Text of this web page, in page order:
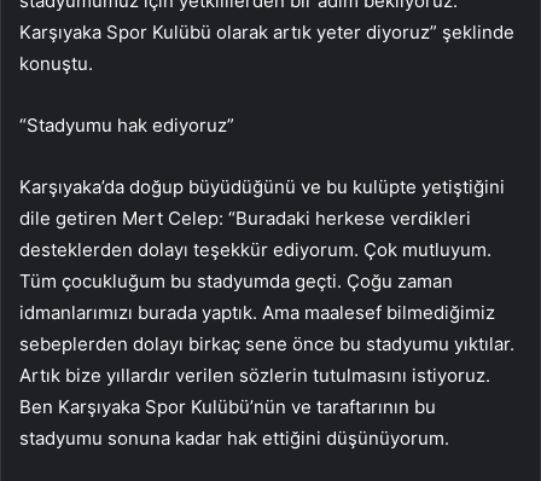
Karşıyaka Spor Kulübü olarak artık yeter diyoruz” şeklinde
konuştu.
“Stadyumu hak ediyoruz”
Karşıyaka’da doğup büyüdüğünü ve bu kulüpte yetiştiğini
dile getiren Mert Celep: “Buradaki herkese verdikleri
desteklerden dolayı teşekkür ediyorum. Çok mutluyum.
Tüm çocukluğum bu stadyumda geçti. Çoğu zaman
idmanlarımızı burada yaptık. Ama maalesef bilmediğimiz
sebeplerden dolayı birkaç sene önce bu stadyumu yıktılar.
Artık bize yıllardır verilen sözlerin tutulmasını istiyoruz.
Ben Karşıyaka Spor Kulübü’nün ve taraftarının bu
stadyumu sonuna kadar hak ettiğini düşünüyorum.